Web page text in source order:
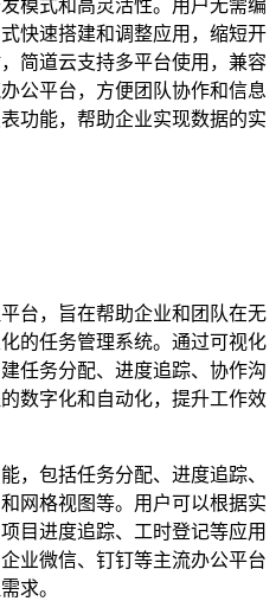
模式和高灵活性。用户无需编
快速搭建和调整应用，缩短开
简道云支持多平台使用，兼容
公平台，方便团队协作和信息
功能，帮助企业实现数据的实
台，旨在帮助企业和团队在无
的任务管理系统。通过可视化
任务分配、进度追踪、协作沟
数字化和自动化，提升工作效
，包括任务分配、进度追踪、
网格视图等。用户可以根据实
目进度追踪、工时登记等应用
业微信、钉钉等主流办公平台
求。